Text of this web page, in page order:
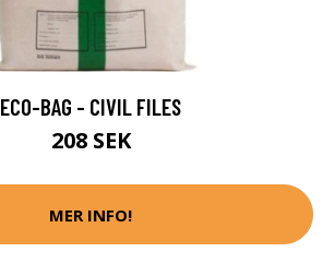
ECO-BAG - CIVIL FILES
208 SEK
MER INFO!